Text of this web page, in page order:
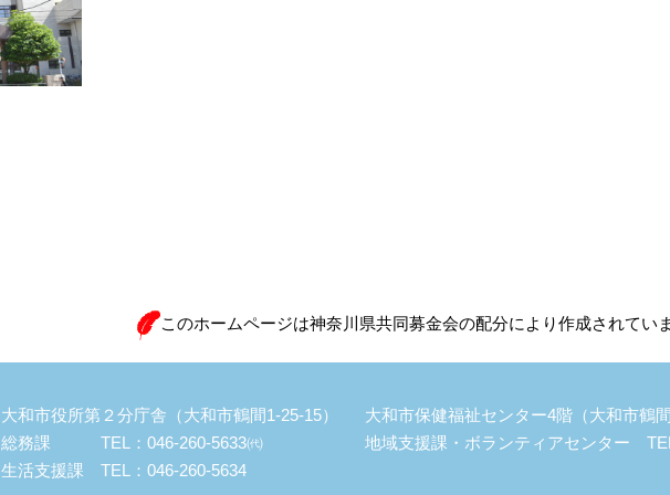
このホームページは神奈川県共同募金会の配分により作成されていま
大和市役所第２分庁舎（大和市鶴間1-25-15）
総務課 TEL：046-260-5633㈹
生活支援課 TEL：046-260-5634
大和市保健福祉センター4階（大和市鶴間
地域支援課・ボランティアセンター